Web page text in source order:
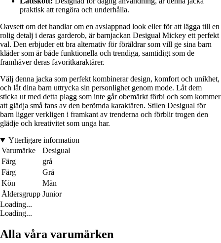
praktisk att rengöra och underhålla.
Oavsett om det handlar om en avslappnad look eller för att lägga till en
rolig detalj i deras garderob, är barnjackan Desigual Mickey ett perfekt
val. Den erbjuder ett bra alternativ för föräldrar som vill ge sina barn
kläder som är både funktionella och trendiga, samtidigt som de
framhäver deras favoritkaraktärer.
Välj denna jacka som perfekt kombinerar design, komfort och unikhet,
och låt dina barn uttrycka sin personlighet genom mode. Låt dem
sticka ut med detta plagg som inte går obemärkt förbi och som kommer
att glädja små fans av den berömda karaktären. Stilen Desigual för
barn ligger verkligen i framkant av trenderna och förblir trogen den
glädje och kreativitet som unga har.
Ytterligare information
Varumärke
Desigual
Färg
grå
Färg
Grå
Kön
Män
Åldersgrupp Junior
Loading...
Loading...
Alla våra varumärken